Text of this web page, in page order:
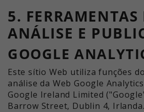
5. FERRAMENTAS
ANÁLISE E
GOOGLE
Este sítio Web utiliza funções
análise da Web Google
Google Ireland Limited
Barrow Street, Dublin 4, Irlanda.